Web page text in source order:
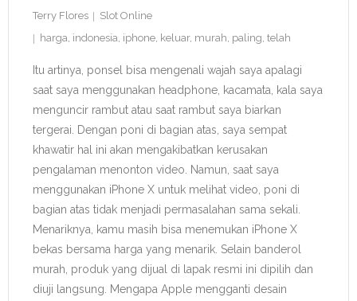
Terry Flores
Slot Online
harga indonesia iphone keluar, murah paling telah
Itu artinya, ponsel bisa mengenali wajah saya apalagi
saat saya menggunakan headphone, kacamata, kala saya
menguncir rambut atau saat rambut saya biarkan
tergerai. Dengan poni di bagian atas, saya sempat
khawatir hal ini akan mengakibatkan kerusakan
pengalaman menonton video. Namun, saat saya
menggunakan iPhone X untuk melihat video, poni di
bagian atas tidak menjadi permasalahan sama sekali.
Menariknya, kamu masih bisa menemukan iPhone X
bekas bersama harga yang menarik. Selain banderol
murah, produk yang dijual di lapak resmi ini dipilih dan
diuji langsung. Mengapa Apple mengganti desain